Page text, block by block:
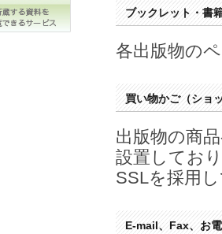
ブックレット・書
各出版物の
買い物かご（ショ
出版物の商
設置してお
SSLを採用
E-mail、Fax、お